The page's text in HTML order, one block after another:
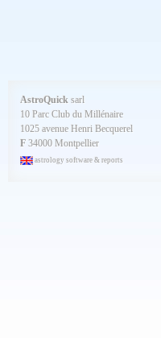
AstroQuick sarl
10 Parc Club du Millénaire
1025 avenue Henri Becquerel
F 34000 Montpellier
astrology software & reports